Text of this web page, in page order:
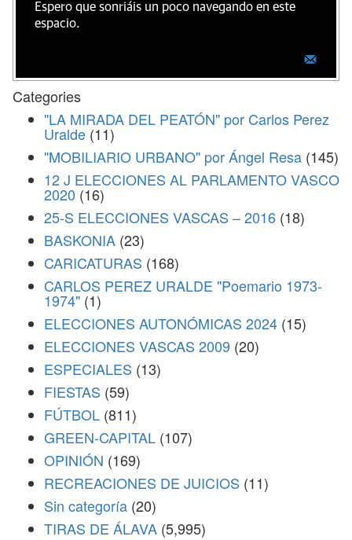
Espero que sonriáis un poco navegando en este
espacio.
Categories
"LA MIRADA DEL PEATÓN" por Carlos Perez
Uralde (11)
"MOBILIARIO URBANO" por Ángel Resa (145)
12 J ELECCIONES AL PARLAMENTO VASCO
2020 (16)
25-S ELECCIONES VASCAS – 2016 (18)
BASKONIA (23)
CARICATURAS (168)
CARLOS PEREZ URALDE "Poemario 1973-
1974" (1)
ELECCIONES AUTONÓMICAS 2024 (15)
ELECCIONES VASCAS 2009 (20)
ESPECIALES (13)
FIESTAS (59)
FÚTBOL (811)
GREEN-CAPITAL (107)
OPINIÓN (169)
RECREACIONES DE JUICIOS (11)
Sin categoría (20)
TIRAS DE ÁLAVA (5,995)